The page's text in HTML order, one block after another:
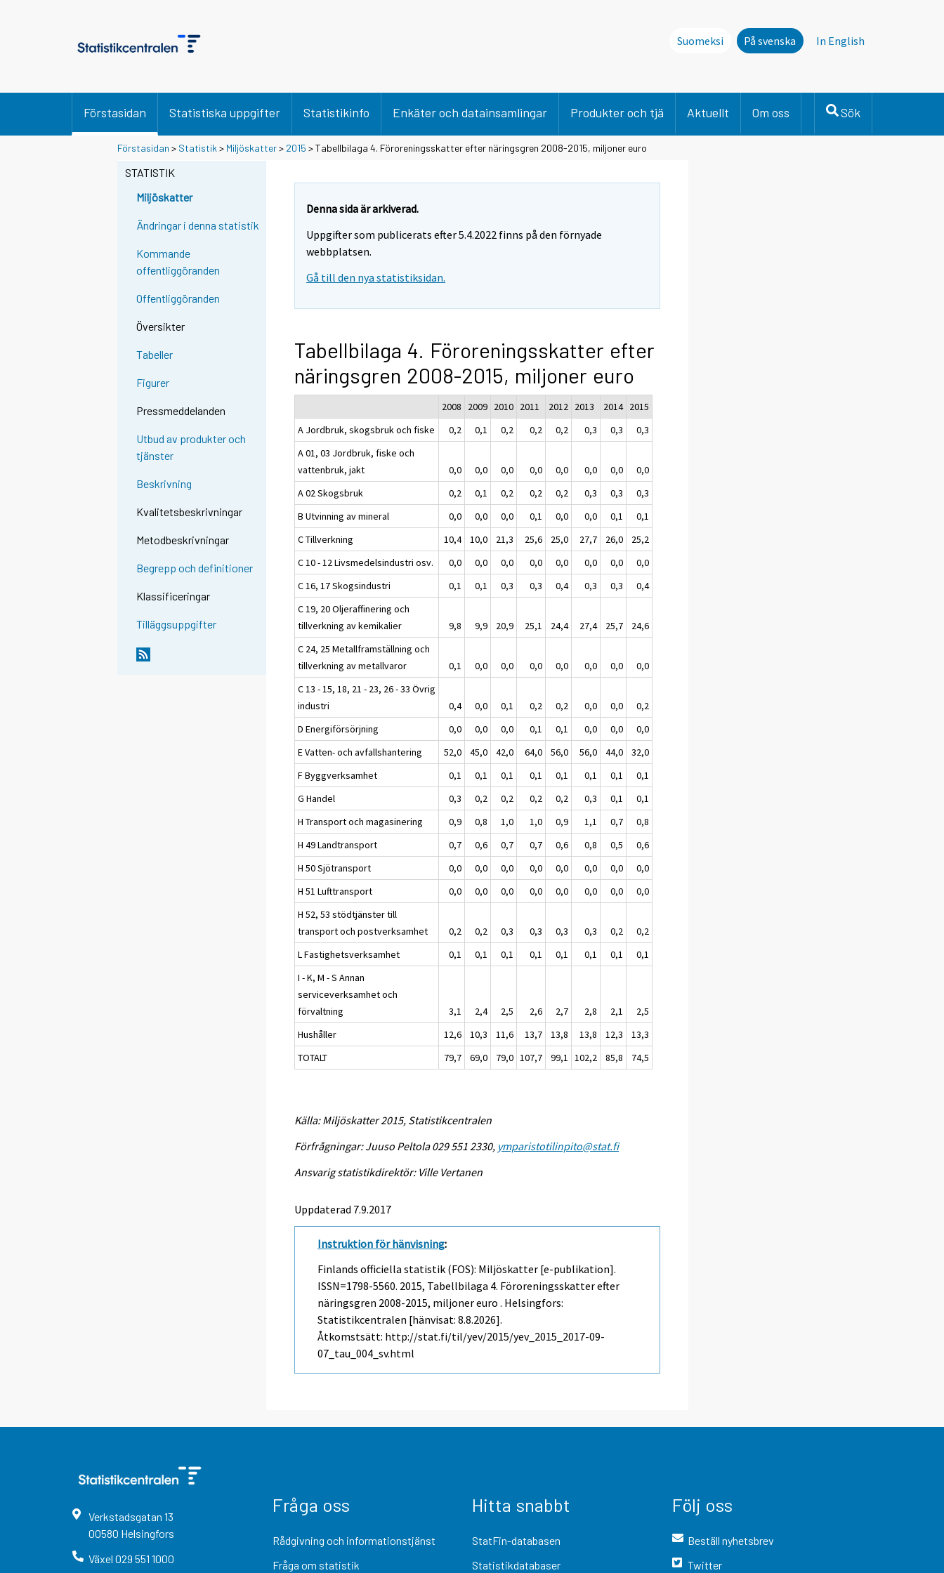
Suomeksi På svenska In English
Förstasidan Statistiska uppgifter Statistikinfo Enkäter och datainsamlingar Produkter och tjä Aktuellt Om oss Sök
Förstasidan > Statistik > Miljöskatter> 2015 > Tabellbilaga 4. Föroreningsskatter efter näringsgren 2008-2015, miljoner euro
STATISTIK
Miljöskatter
Ändringar i denna statistik
Kommande
offentliggöranden
Offentliggöranden
Översikter
Tabeller
Figurer
Pressmeddelanden
Utbud av produkter och
tjänster
Beskrivning
Kvalitetsbeskrivningar
Metodbeskrivningar
Begrepp och definitioner
Klassificeringar
Tilläggsuppgifter
Denna sida är arkiverad.
Uppgifter som publicerats efter 5.4.2022 finns på den förnyade
webbplatsen.
Gå till den nya statistiksidan.
Tabellbilaga 4. Föroreningsskatter efter
näringsgren 2008-2015, miljoner euro
2008 2009 2010 2011 2012 2013 2014 2015
A Jordbruk, skogsbruk och fiske
0,2 0,1 0,2 0,2 0,2 0,3 0,3
0,3
A 01, 03 Jordbruk, fiske och
vattenbruk, jakt
0,0 0,0 0,0 0,0 0,0 0,0 0,0
0,0
A 02 Skogsbruk
0,2 0,1 0,2 0,2 0,2 0,3 0,3
0,3
B Utvinning av mineral
0,0 0,0 0,0 0,1 0,0 0,0 0,1
0,1
C Tillverkning
10,4 10,0 21,3 25,6 25,0 27,7 26,0
25,2
C 10 - 12 Livsmedelsindustri osv.
0,0 0,0 0,0 0,0 0,0 0,0 0,0
0,0
C 16, 17 Skogsindustri
0,1 0,1 0,3 0,3 0,4 0,3 0,3
0,4
C 19, 20 Oljeraffinering och
tillverkning av kemikalier
9,8 9,9 20,9 25,1 24,4 27,4 25,7
24,6
C 24, 25 Metallframställning och
tillverkning av metallvaror
0,1 0,0 0,0 0,0 0,0 0,0 0,0
0,0
C 13 - 15, 18, 21 - 23, 26 - 33 Övrig
industri
0,4 0,0 0,1 0,2 0,2 0,0 0,0
0,2
D Energiförsörjning
0,0 0,0 0,0 0,1 0,1 0,0 0,0
0,0
E Vatten- och avfallshantering
52,0 45,0 42,0 64,0 56,0 56,0 44,0
32,0
F Byggverksamhet
0,1 0,1 0,1 0,1 0,1 0,1 0,1
0,1
G Handel
0,3 0,2 0,2 0,2 0,2 0,3 0,1
0,1
H Transport och magasinering
0,9 0,8 1,0 1,0 0,9 1,1 0,7
0,8
H 49 Landtransport
0,7 0,6 0,7 0,7 0,6 0,8 0,5
0,6
H 50 Sjötransport
0,0 0,0 0,0 0,0 0,0 0,0 0,0
0,0
H 51 Lufttransport
0,0 0,0 0,0 0,0 0,0 0,0 0,0
0,0
H 52, 53 stödtjänster till
transport och postverksamhet
0,2 0,2 0,3 0,3 0,3 0,3 0,2
0,2
L Fastighetsverksamhet
0,1 0,1 0,1 0,1 0,1 0,1 0,1
0,1
I - K, M - S Annan
serviceverksamhet och
förvaltning
3,1 2,4 2,5 2,6 2,7 2,8 2,1
2,5
Hushåller
12,6 10,3 11,6 13,7 13,8 13,8 12,3
13,3
TOTALT
79,7 69,0 79,0 107,7 99,1 102,2 85,8 74,5
Källa: Miljöskatter 2015, Statistikcentralen
Förfrågningar: Juuso Peltola 029 551 2330, ymparistotilinpito@stat.fi
Ansvarig statistikdirektör: Ville Vertanen
Uppdaterad 7.9.2017
Instruktion för hänvisning:
Finlands officiella statistik (FOS): Miljöskatter [e-publikation].
ISSN=1798-5560. 2015, Tabellbilaga 4. Föroreningsskatter efter
näringsgren 2008-2015, miljoner euro . Helsingfors:
Statistikcentralen [hänvisat: 8.8.2026].
Åtkomstsätt: http://stat.fi/til/yev/2015/yev_2015_2017-09-
07_tau_004_sv.html
Verkstadsgatan 13
00580 Helsingfors
Växel 029 551 1000
Fråga oss
Rådgivning och informationstjänst
Fråga om statistik
Hitta snabbt
StatFin-databasen
Statistikdatabaser
Följ oss
Beställ nyhetsbrev
Twitter